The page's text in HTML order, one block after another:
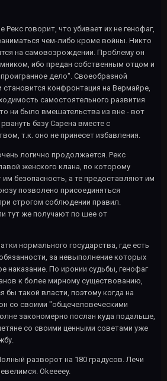
Рекс говорит, что убивает их не генофаг,
чем-либо кроме войны. Никто
на самовозрождении. Проблему он
ибо предан собственным отцом и
дело". Своеобразной
становится конфронтация на Вермайре,
самостоятельного развития
ни было вмешательства из вне - вот
базу Сарена вместе с
т.к. оно не принесет избавления.
логично продолжается. Рекс
женского клана, по которому
безопасность, а те предоставляют им
позволено присоединяться
строгом соблюдении правил.
тут же получают по шее от
нормального государства, где есть
за невыполнение которых
наказание. По иронии судьбы, генофаг
к более мирному существованию,
бы такой власти, поэтому когда на
со своими "общечеловеческими
закономерно послан куда подальше,
со своими ценными советами уже
разворот на 180 градусов. Лечи
Okeeeey.